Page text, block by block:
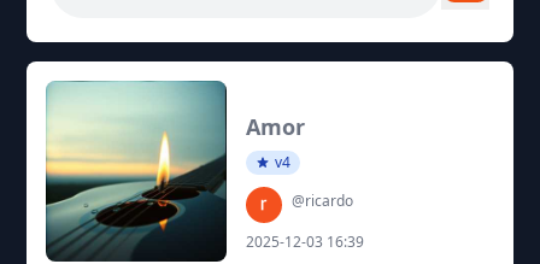
Amor
v4
@ricardo
2025-12-03 16:39